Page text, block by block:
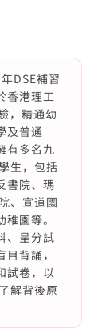
DSE補習
香港理工
，精通幼
及普通
有多名九
生，包括
書院、瑪
、宣道國
園等。
、呈分試
背誦，
試卷，以
解背後原